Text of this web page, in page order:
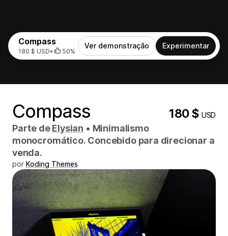
Compass
180 $ USD• 50%
Ver demonstração Experimentar
Compass 180 $USD
Parte deElysian • Minimalismo
monocromático. Concebido para direcionar a
venda.
por Koding Themes